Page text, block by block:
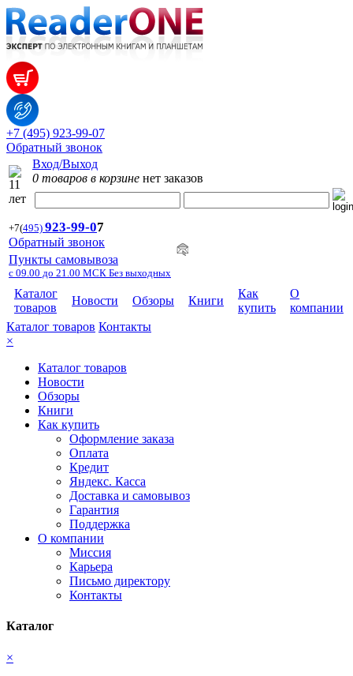
+7 (495) 923-99-07
Обратный звонок
Вход/Выход
0 товаров в корзине нет заказов
+7(495) 923-99-07
Обратный звонок
Пункты самовывоза
с 09.00 до 21.00 МСК Без выходных
Каталог
товаров
Новости Обзоры Книги
Как
купить
О
компании
Каталог товаров Контакты
×
Каталог товаров
Новости
Обзоры
Книги
Как купить
Оформление заказа
Оплата
Кредит
Яндекс. Касса
Доставка и самовывоз
Гарантия
Поддержка
О компании
Миссия
Карьера
Письмо директору
Контакты
Каталог
×